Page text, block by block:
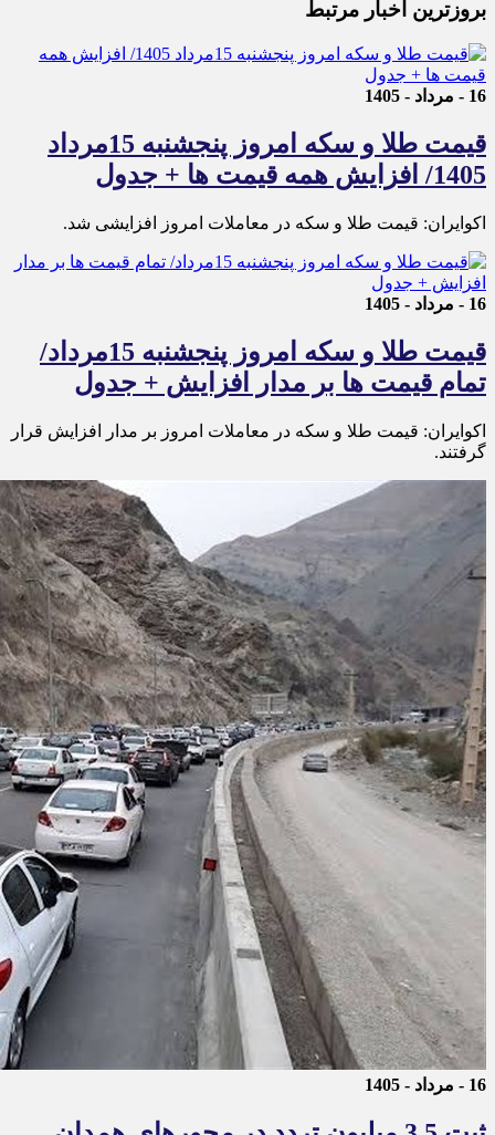
بروزترین اخبار مرتبط
16 - مرداد - 1405
قیمت طلا و سکه امروز پنجشنبه 15مرداد
1405/ افزایش همه قیمت ها + جدول
اکوایران: قیمت طلا و سکه در معاملات امروز افزایشی شد.
16 - مرداد - 1405
قیمت طلا و سکه امروز پنجشنبه 15مرداد/
تمام قیمت ها بر مدار افزایش + جدول
اکوایران: قیمت طلا و سکه در معاملات امروز بر مدار افزایش قرار
گرفتند.
16 - مرداد - 1405